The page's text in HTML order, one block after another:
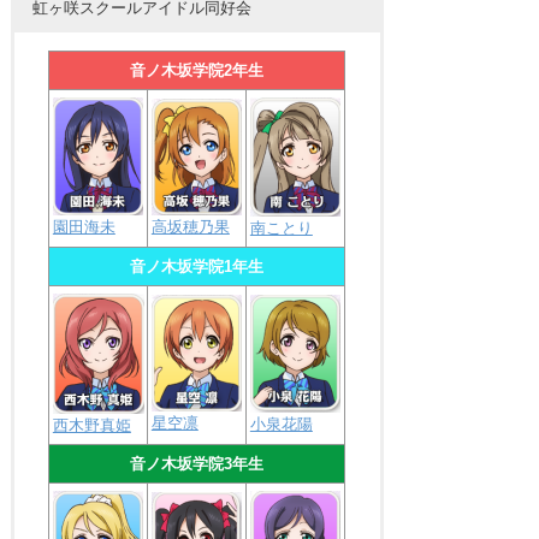
虹ヶ咲スクールアイドル同好会
音ノ木坂学院2年生
園田海未 高坂穂乃果 南ことり
音ノ木坂学院1年生
西木野真姫 星空凛 小泉花陽
音ノ木坂学院3年生